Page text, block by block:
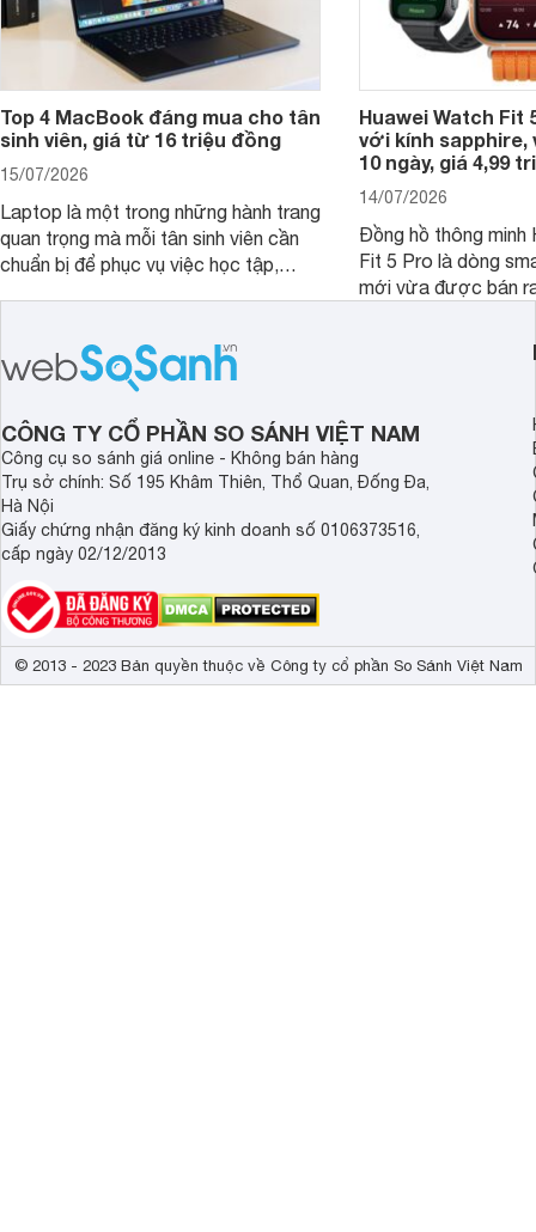
Top 4 MacBook đáng mua cho tân
sinh viên, giá từ 16 triệu đồng
15/07/2026
Laptop là một trong những hành trang
quan trọng mà mỗi tân sinh viên cần
chuẩn bị để phục vụ việc học tập,
năng ổn định, bền bỉ cùng mức giá dễ
tiếp cận, dưới đây là những mẫu
MacBook đáng cân nhắc dành cho
tân sinh viên.
Huawei Watch Fit
với kính sapphire,
10 ngày, giá 4,99
14/07/2026
Đồng hồ thông minh
Fit 5 Pro là dòng
mới vừa được bán
huy thế mạnh từ
thiết kế thời thượng
CÔNG TY CỔ PHẦN SO SÁNH VIỆT NAM
Công cụ so sánh giá online - Không bán hàng
Trụ sở chính: Số 195 Khâm Thiên, Thổ Quan, Đống Đa,
Hà Nội
Giấy chứng nhận đăng ký kinh doanh số 0106373516,
cấp ngày 02/12/2013
© 2013 - 2023 Bản quyền thuộc về Công ty cổ phần So Sánh Việt Nam